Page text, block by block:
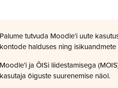
Palume tutvuda Moodle’i uute
kontode halduses ning
Moodle’i ja ÕISi liidestamisega
kasutaja õiguste suurenemise näol.